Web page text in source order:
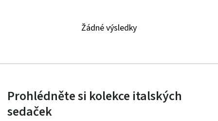
Žádné výsledky
Prohlédněte si kolekce italských
sedaček